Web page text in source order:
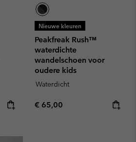
Nieuwe kleuren
Peakfreak Rush™
waterdichte
wandelschoen voor
oudere kids
Waterdicht
Regular price:
€ 65,00